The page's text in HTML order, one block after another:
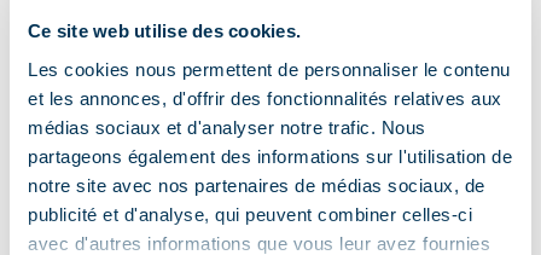
Ce site web utilise des cookies.
Les cookies nous permettent de personnaliser le contenu
et les annonces, d'offrir des fonctionnalités relatives aux
médias sociaux et d'analyser notre trafic. Nous
partageons également des informations sur l'utilisation de
notre site avec nos partenaires de médias sociaux, de
publicité et d'analyse, qui peuvent combiner celles-ci
avec d'autres informations que vous leur avez fournies
Services
Accès Internet Wifi
Restauration